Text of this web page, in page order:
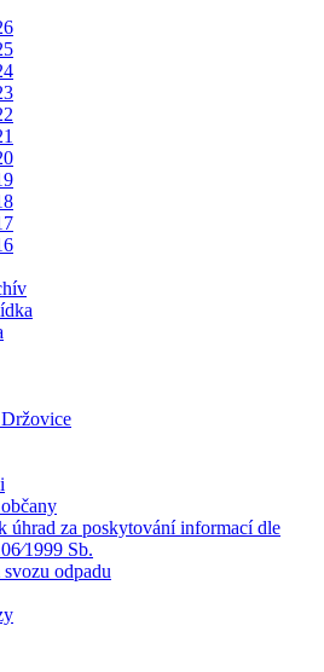
úhrad za poskytování informací dle
Sb.
odpadu